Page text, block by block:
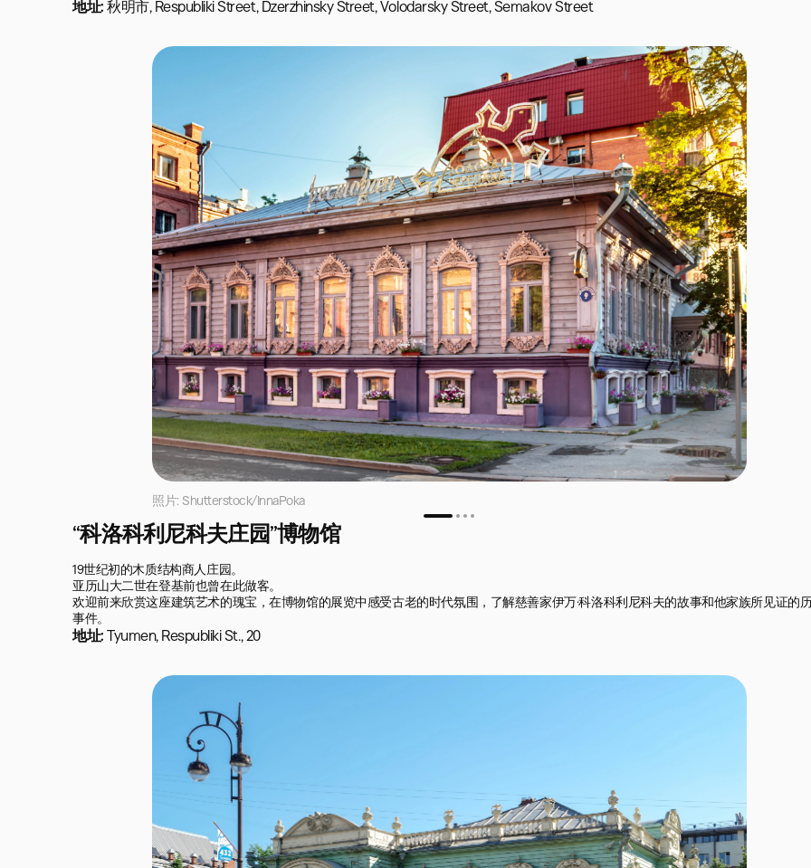
地址:秋明市, Respubliki Street, Dzerzhinsky Street, Volodarsky Street, Semakov Street
照片: Shutterstock/InnaPoka
“科洛科利尼科夫庄园”博物馆
19世纪初的木质结构商人庄园。
亚历山大二世在登基前也曾在此做客。
欢迎前来欣赏这座建筑艺术的瑰宝，在博物馆的展览中感受古老的时代氛围，了解慈善家伊万·科洛科利尼科夫的故事和他家族所见证的
事件。
地址: Tyumen, Respubliki St., 20